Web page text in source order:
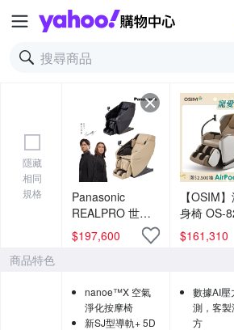
Yahoo購
隱藏
相同
規格
Panasonic
REALPRO 世界
之座溫感按摩椅
EP-MAN1
術)
$197,600
【OSIM
身椅 OS-
(全身按摩
椅/AI按摩
$161,310
商品特色
nanoe™X 空氣
淨化按摩椅
新SJ型導軌+ 5D
數據AI壓
測，客
方